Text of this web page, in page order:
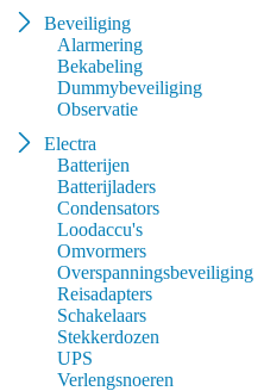
Beveiliging
Alarmering
Bekabeling
Dummybeveiliging
Observatie
Electra
Batterijen
Batterijladers
Condensators
Loodaccu's
Omvormers
Overspanningsbeveiliging
Reisadapters
Schakelaars
Stekkerdozen
UPS
Verlengsnoeren